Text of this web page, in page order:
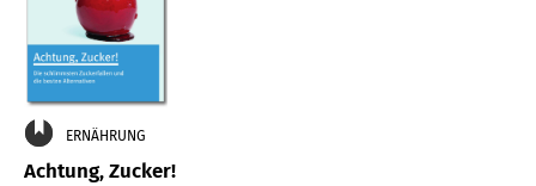
ERNÄHRUNG
Achtung, Zucker!